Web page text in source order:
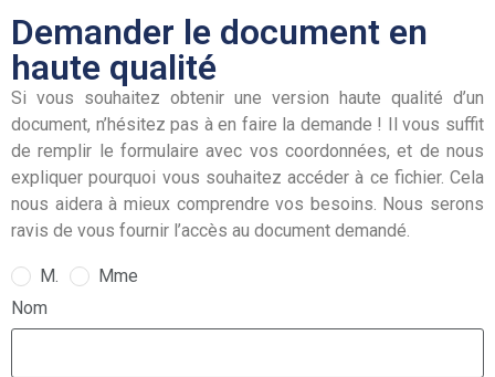
Demander le document en
haute qualité
Si vous souhaitez obtenir une version haute qualité d’un
document, n’hésitez pas à en faire la demande ! Il vous suffit
de remplir le formulaire avec vos coordonnées, et de nous
expliquer pourquoi vous souhaitez accéder à ce fichier. Cela
nous aidera à mieux comprendre vos besoins. Nous serons
ravis de vous fournir l’accès au document demandé.
M.
Mme
Nom